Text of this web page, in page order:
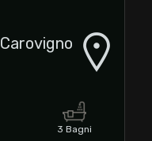
Carovigno
3 Bagni